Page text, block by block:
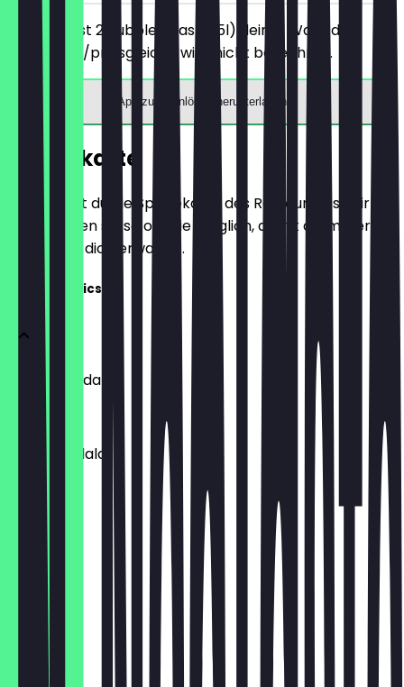
Du bestellst 2 Bubble Teas (0,5l) deiner Wahl, der
günstigere/preisgleiche wird nicht berechnet.
App zum Einlösen herunterladen
Speisekarte
Hier findest du die Speisekarte des Restaurants. Wir
aktualisieren sie so oft wie möglich, damit du immer
weißt, was dich erwartet.
Fresh Classics
White Mandala
€ 2,00
Dark Mandala
Mr. Snow
€ 2,00
Red Lines
€ 2,00